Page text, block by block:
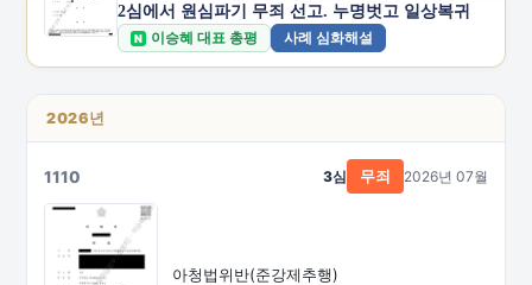
2심에서 원심파기 무죄 선고. 누명벗고 일상복귀
N 이승혜 대표 총평 사례 심화해설
2026년
1110
아청법위반(준강제추행)
3심 무죄 2026년 07월